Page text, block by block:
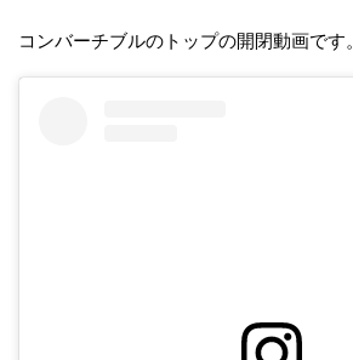
コンバーチブルのトップの開閉動画です。